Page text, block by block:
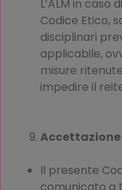
L’ALM in
Codice Etico,
disciplinari
applicabile,
misure
impedire il
Accettazione
Il presente